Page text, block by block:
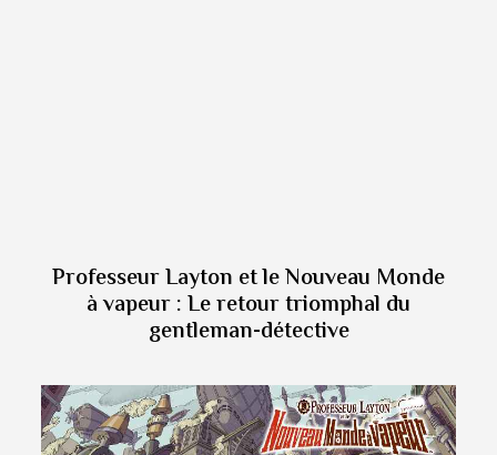
Professeur Layton et le Nouveau Monde
à vapeur : Le retour triomphal du
gentleman-détective